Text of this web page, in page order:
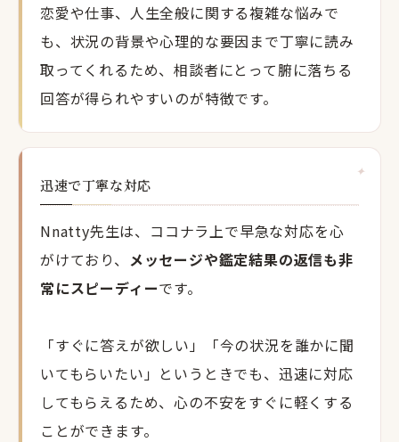
恋愛や仕事、人生全般に関する複雑な悩みで
も、状況の背景や心理的な要因まで丁寧に読み
取ってくれるため、相談者にとって腑に落ちる
回答が得られやすいのが特徴です。
迅速で丁寧な対応
Nnatty先生は、ココナラ上で早急な対応を心
がけており、 メッセージや鑑定結果の返信も非
常にスピーディーです。
「すぐに答えが欲しい」「今の状況を誰かに聞
いてもらいたい」というときでも、迅速に対応
してもらえるため、心の不安をすぐに軽くする
ことができます。